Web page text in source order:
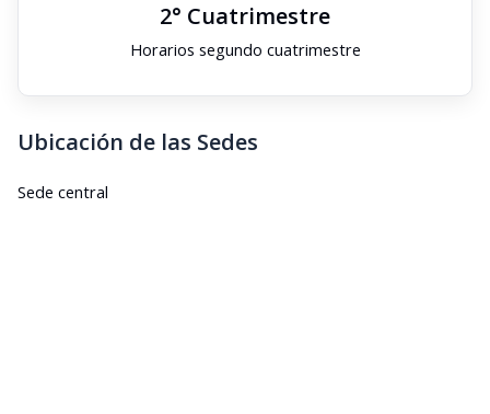
2° Cuatrimestre
Horarios segundo cuatrimestre
Ubicación de las Sedes
Sede central